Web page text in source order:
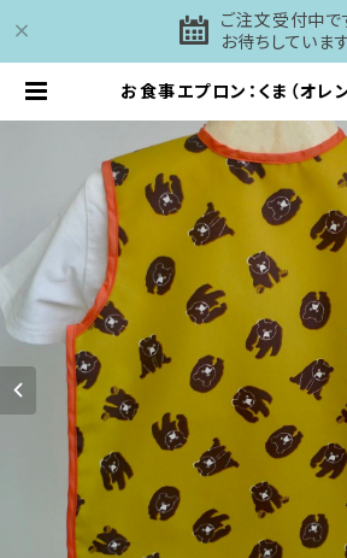
ご注文受付中で
お待ちしています
お食事エプロン：くま（オレ